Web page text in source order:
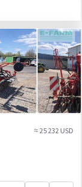
≈ 25 232 USD